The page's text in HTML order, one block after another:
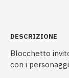
DESCRIZIONE
Blocchetto
con i